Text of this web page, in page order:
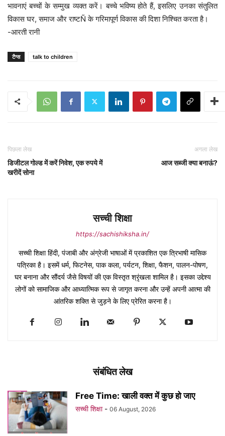
भावनाएं बच्चों के सम्मुख व्यक्त करें। बच्चे भविष्य होते हैं, इसलिए उनका संतुलित
विकास घर, समाज और राष्टÑ के गरिमापूर्ण विकास की दिशा निश्चित करता है।
-आरती रानी
टैग्स talk to children
पिछला लेख
डिजीटल गोल्ड में करें निवेश, एक रुपये में
खरीदें सोना
अगला लेख
आज सब्जी क्या बनाऊं?
सच्ची शिक्षा
https://sachishiksha.in/
सच्ची शिक्षा हिंदी, पंजाबी और अंग्रेजी भाषाओं में प्रकाशित एक त्रिभाषी मासिक
पत्रिका है। इसमें धर्म, फिटनेस, पाक कला, पर्यटन, शिक्षा, फैशन, पालन-पोषण,
घर बनाना और सौंदर्य जैसे विषयों की एक विस्तृत श्रृंखला शामिल है। इसका उद्देश्य
लोगों को सामाजिक और आध्यात्मिक रूप से जागृत करना और उन्हें अपनी आत्मा की
आंतरिक शक्ति से जुड़ने के लिए प्रेरित करना है।
संबंधित लेख
Free Time: खाली वक्त में कुछ हो जाए
सच्ची शिक्षा - 06 August, 2026